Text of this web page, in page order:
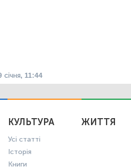
січня, 11:44
КУЛЬТУРА
Усі статті
Історія
Книги
ЖИТТЯ